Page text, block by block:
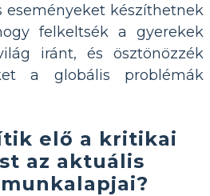
eseményeket készíthetnek
felkeltsék a gyerekek
iránt, és ösztönözzék
a globális problémák
elő a kritikai
az aktuális